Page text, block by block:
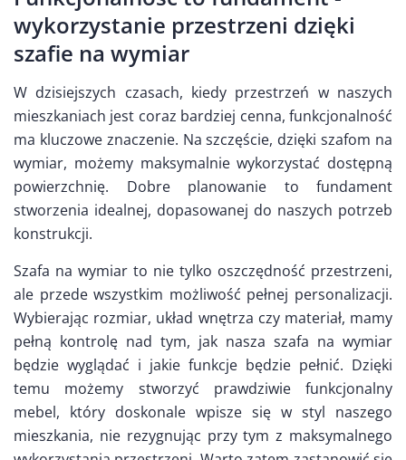
wykorzystanie przestrzeni dzięki
szafie na wymiar
W dzisiejszych czasach, kiedy przestrzeń w naszych
mieszkaniach jest coraz bardziej cenna, funkcjonalność
ma kluczowe znaczenie. Na szczęście, dzięki szafom na
wymiar, możemy maksymalnie wykorzystać dostępną
powierzchnię. Dobre planowanie to fundament
stworzenia idealnej, dopasowanej do naszych potrzeb
konstrukcji.
Szafa na wymiar to nie tylko oszczędność przestrzeni,
ale przede wszystkim możliwość pełnej personalizacji.
Wybierając rozmiar, układ wnętrza czy materiał, mamy
pełną kontrolę nad tym, jak nasza szafa na wymiar
będzie wyglądać i jakie funkcje będzie pełnić. Dzięki
temu możemy stworzyć prawdziwie funkcjonalny
mebel, który doskonale wpisze się w styl naszego
mieszkania, nie rezygnując przy tym z maksymalnego